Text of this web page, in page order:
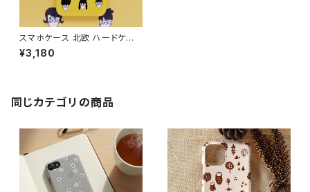
スマホケース 北欧 ハードケー
ス iPhone17/galaxy/Google
pixel/Xperia 個性的 猫 イエ
¥3,180
同じカテゴリの商品